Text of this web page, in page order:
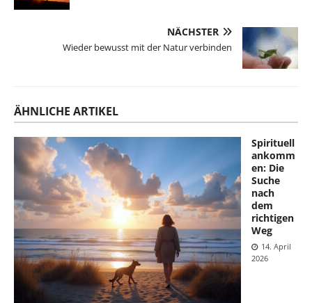
NÄCHSTER
Wieder bewusst mit der Natur verbinden
ÄHNLICHE ARTIKEL
Spirituell
ankomm
en: Die
Suche
nach
dem
richtigen
Weg
14. April
2026